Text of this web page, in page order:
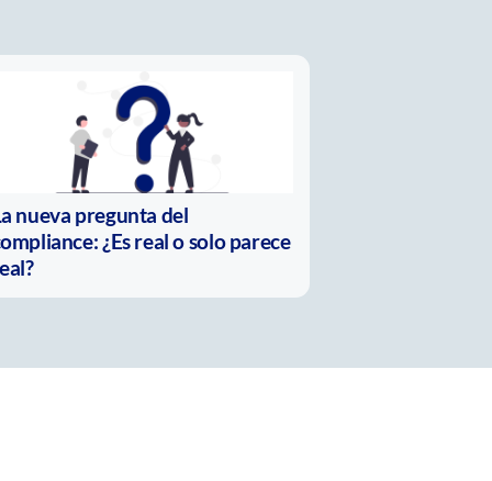
nueva pregunta del
¿Es real o solo parece